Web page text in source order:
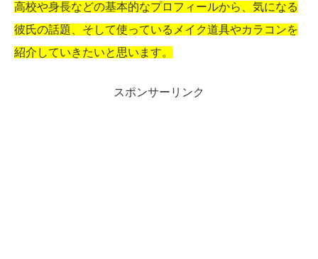
高校や身長などの基本的なプロフィールから、気になる
彼氏の話題、そして使っているメイク道具やカラコンを
紹介していきたいと思います。
スポンサーリンク